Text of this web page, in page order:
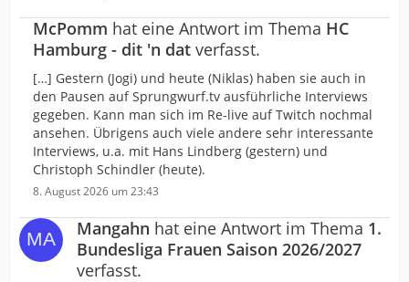
McPomm hat eine Antwort im Thema HC
Hamburg - dit 'n dat verfasst.
[…] Gestern (Jogi) und heute (Niklas) haben sie auch in
den Pausen auf Sprungwurf.tv ausführliche Interviews
gegeben. Kann man sich im Re-live auf Twitch nochmal
ansehen. Übrigens auch viele andere sehr interessante
Interviews, u.a. mit Hans Lindberg (gestern) und
Christoph Schindler (heute).
8. August 2026 um 23:43
Mangahn hat eine Antwort im Thema 1.
Bundesliga Frauen Saison 2026/2027
verfasst.